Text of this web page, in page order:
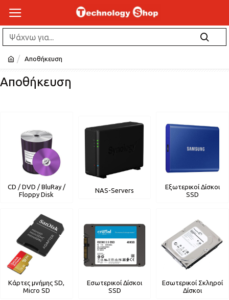
Αποθήκευση
Αποθήκευση
CD / DVD / BluRay /
Floppy Disk
NAS-Servers
Εξωτερικοί Δίσκοι
SSD
Κάρτες μνήμης SD,
Micro SD
Εσωτερικοί Δίσκοι
SSD
Εσωτερικοί Σκληροί
Δίσκοι